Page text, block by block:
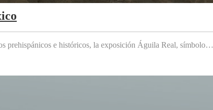
prehispánicos e históricos, la exposición Águila Real, símbolo…